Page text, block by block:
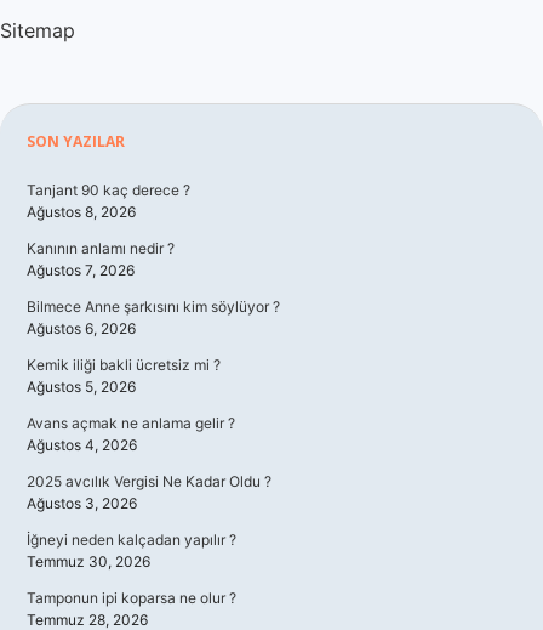
Hakkımızda
Sitemap
Sidebar
SON YAZILAR
Tanjant 90 kaç derece ?
Ağustos 8, 2026
Kanının anlamı nedir ?
Ağustos 7, 2026
Bilmece Anne şarkısını kim söylüyor ?
Ağustos 6, 2026
Kemik iliği bakli ücretsiz mi ?
Ağustos 5, 2026
Avans açmak ne anlama gelir ?
Ağustos 4, 2026
2025 avcılık Vergisi Ne Kadar Oldu ?
Ağustos 3, 2026
İğneyi neden kalçadan yapılır ?
Temmuz 30, 2026
Tamponun ipi koparsa ne olur ?
Temmuz 28, 2026